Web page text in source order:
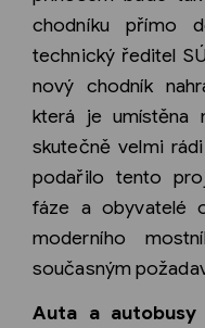
chodníku přímo
technický ředitel
nový chodník
která je umístěna
skutečně velmi
podařilo tento
fáze a obyvatelé
moderního
současným
Auta a